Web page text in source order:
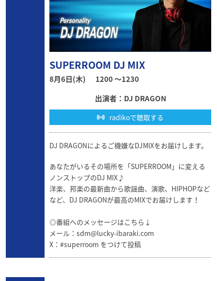
SUPERROOM DJ MIX
8月6日(木)
1200 〜1230
出演者：DJ DRAGON
radikoで聴取する
DJ DRAGONによるご機嫌なDJMIXをお届けします。
あなたがいるその場所を「SUPERROOM」に変える
ノンストップのDJ MIX♪
洋楽、邦楽の最新曲から歌謡曲、演歌、HIPHOPなど
など、DJ DRAGONが最高のMIXでお届けします！
◎番組へのメッセージはこちら↓
メール： sdm@lucky-ibaraki.com
X：#superroom をつけて投稿